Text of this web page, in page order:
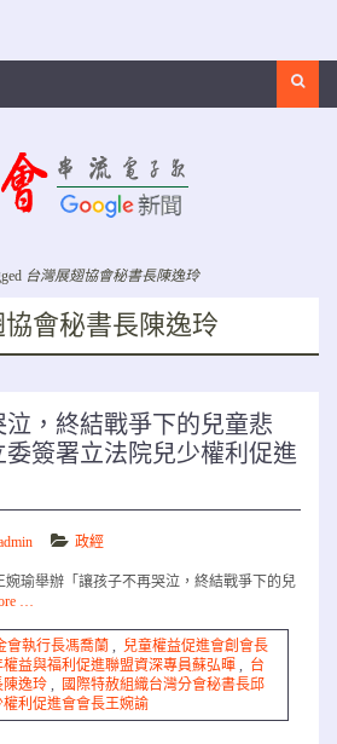
台灣展翅協會秘書長陳逸玲
會秘書長陳逸玲
泣，終結戰爭下的兒童悲
簽署立法院兒少權利促進
政經
瑜舉辦「讓孩子不再哭泣，終結戰爭下的兒
…
會執行長馮喬蘭 , 兒童權益促進會創會長
權益與福利促進聯盟資深專員蘇弘暉 , 台
陳逸玲 , 國際特赦組織台灣分會秘書長邱
利促進會會長王婉諭